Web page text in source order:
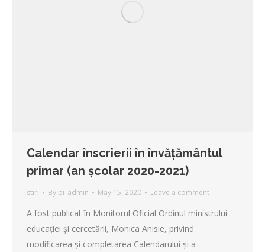
Calendar înscrierii în învățământul
primar (an școlar 2020-2021)
stiri By pi_admin May 15, 2020 Leave a comment
A fost publicat în Monitorul Oficial Ordinul ministrului
educației și cercetării, Monica Anisie, privind
modificarea și completarea Calendarului și a